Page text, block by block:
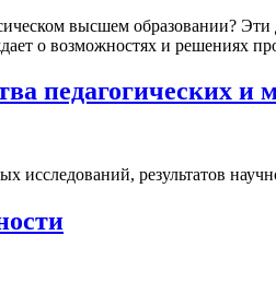
высшем образовании?
о возможностях и решениях
педагогических
исследований, результатов